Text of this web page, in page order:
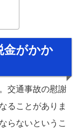
金がかか
交通事故の慰謝
ることがありま
らないというこ